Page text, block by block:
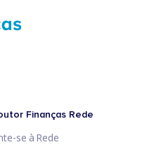
Finanças Rede
se à Rede